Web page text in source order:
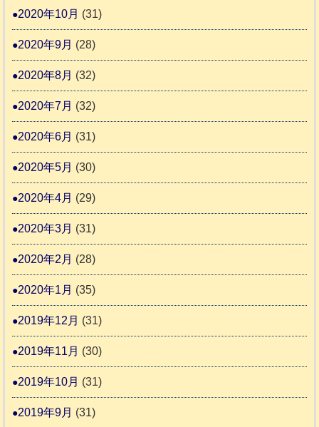
2020年10月 (31)
2020年9月 (28)
2020年8月 (32)
2020年7月 (32)
2020年6月 (31)
2020年5月 (30)
2020年4月 (29)
2020年3月 (31)
2020年2月 (28)
2020年1月 (35)
2019年12月 (31)
2019年11月 (30)
2019年10月 (31)
2019年9月 (31)